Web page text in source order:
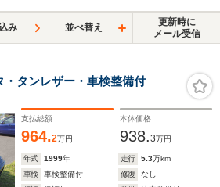
み 並べ替え
更新時に
メール受信
タンレザー・車検整備付
支払総額
964.2万円
本体価格
938.3万円
年式 1999年 走行 5.3万km
車検
車検整備付 修復
なし